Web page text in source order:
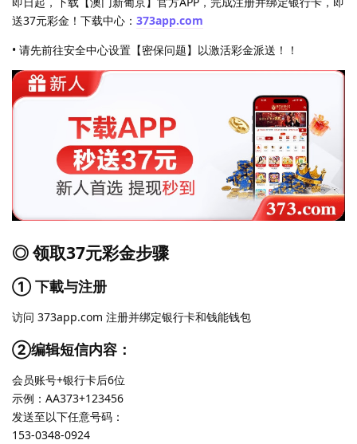
送37元彩金！下载中心： 373app.com
• 请先前往安全中心设置【密保问题】以激活彩金派送！！
◎ 领取37元彩金步骤
① 下載与注册
访问 373app.com 注册并绑定银行卡和钱能钱包
②编辑短信内容：
会员账号+银行卡后6位
示例：AA373+123456
发送至以下任意号码：
153-0348-0924